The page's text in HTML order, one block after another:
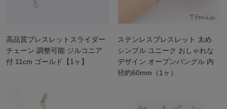
高品質ブレスレットスライダー
チェーン 調整可能 ジルコニア
付 11cm ゴールド【1ヶ】
ステンレスブレスレット 太め
シンプル ユニーク おしゃれな
デザイン オープンバングル 内
径約60mm（1ヶ）